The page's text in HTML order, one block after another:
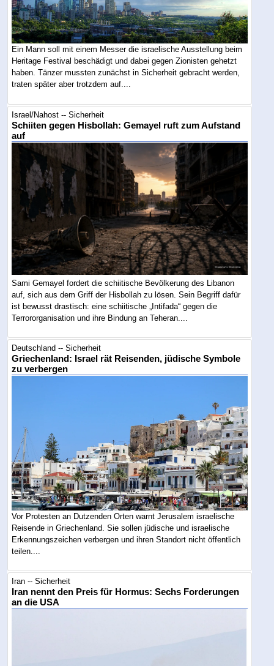
Ein Mann soll mit einem Messer die israelische Ausstellung beim
Heritage Festival beschädigt und dabei gegen Zionisten gehetzt
haben. Tänzer mussten zunächst in Sicherheit gebracht werden,
traten später aber trotzdem auf....
Israel/Nahost -- Sicherheit
Schiiten gegen Hisbollah: Gemayel ruft zum Aufstand
auf
Sami Gemayel fordert die schiitische Bevölkerung des Libanon
auf, sich aus dem Griff der Hisbollah zu lösen. Sein Begriff dafür
ist bewusst drastisch: eine schiitische „Intifada“ gegen die
Terrororganisation und ihre Bindung an Teheran....
Deutschland -- Sicherheit
Griechenland: Israel rät Reisenden, jüdische Symbole
zu verbergen
Vor Protesten an Dutzenden Orten warnt Jerusalem israelische
Reisende in Griechenland. Sie sollen jüdische und israelische
Erkennungszeichen verbergen und ihren Standort nicht öffentlich
teilen....
Iran -- Sicherheit
Iran nennt den Preis für Hormus: Sechs Forderungen
an die USA